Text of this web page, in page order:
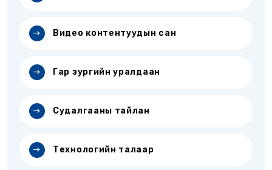
Видео контентуудын сан
Гар зургийн уралдаан
Судалгааны тайлан
Технологийн талаар